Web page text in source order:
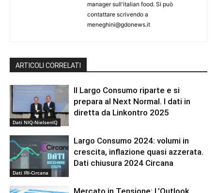
manager sull'italian food. Si può
contattare scrivendo a
meneghini@gdonews.it
ARTICOLI CORRELATI
Dati NIQ-NielsenIQ
Il Largo Consumo riparte e si
prepara al Next Normal. I dati in
diretta da Linkontro 2025
Dati IRI-Circana
Largo Consumo 2024: volumi in
crescita, inflazione quasi azzerata.
Dati chiusura 2024 Circana
Mercato in Tensione: L’Outlook